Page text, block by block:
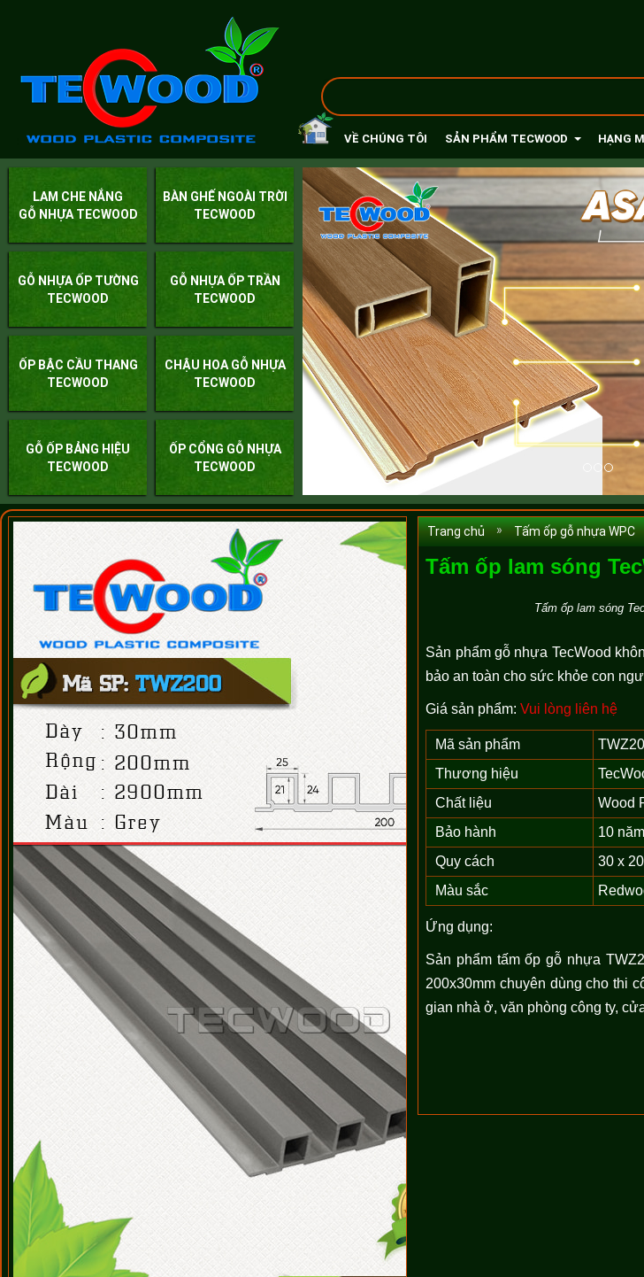
VỀ CHÚNG TÔI SẢN PHẨM TECWOOD HẠNG
LAM CHE NẮNG
GỖ NHỰA TECWOOD
BÀN GHẾ NGOÀI TRỜI
TECWOOD
GỖ NHỰA ỐP TƯỜNG
TECWOOD
GỖ NHỰA ỐP TRẦN
TECWOOD
ỐP BẬC CẦU THANG
TECWOOD
CHẬU HOA GỖ NHỰA
TECWOOD
GỖ ỐP BẢNG HIỆU
TECWOOD
ỐP CỔNG GỖ NHỰA
TECWOOD
Trang chủ Tấm ốp gỗ nhựa WPC
Tấm ốp lam sóng
Tấm ốp lam sóng
Sản phẩm gỗ nhựa TecWood
bảo an toàn cho sức khỏe con
Giá sản phẩm:Vui lòng liên hệ
Mã sản phẩm
Thương hiệu
Chất liệu
Wood
Bảo hành
10 năm
Quy cách
30 x
Màu sắc
Ứng dụng:
Sản phẩm tấm ốp gỗ nhựa
200x30mm chuyên dùng cho thi
gian nhà ở, văn phòng công ty,